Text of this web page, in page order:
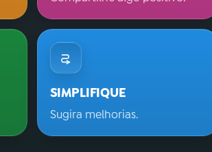
SIMPLIFIQUE
Sugira melhorias.